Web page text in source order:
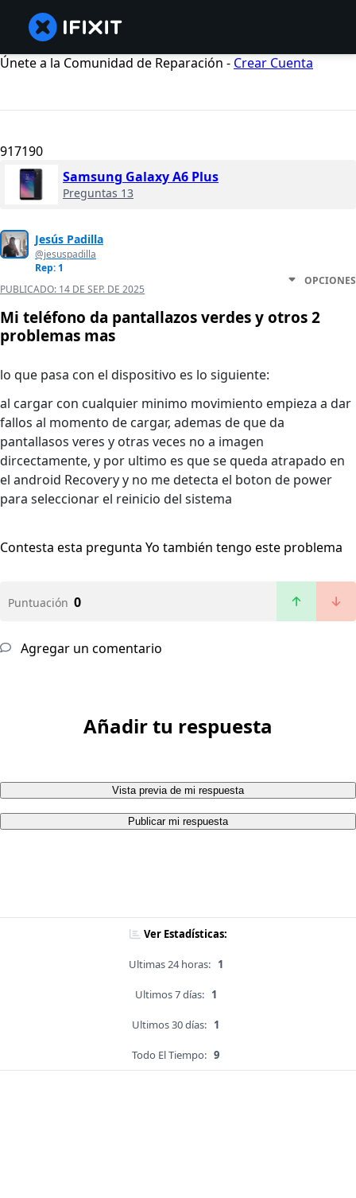
Únete a la Comunidad de Reparación - Crear Cuenta
917190
Samsung Galaxy A6 Plus
Preguntas 13
Jesús Padilla
@jesuspadilla
Rep: 1
PUBLICADO: 14 DE SEP. DE 2025
OPCIONES
Mi teléfono da pantallazos verdes y otros 2
problemas mas
lo que pasa con el dispositivo es lo siguiente:
al cargar con cualquier minimo movimiento empieza a dar
fallos al momento de cargar, ademas de que da
pantallasos veres y otras veces no a imagen
dircectamente, y por ultimo es que se queda atrapado en
el android Recovery y no me detecta el boton de power
para seleccionar el reinicio del sistema
Contesta esta pregunta Yo también tengo este problema
Puntuación 0
Agregar un comentario
Añadir tu respuesta
Vista previa de mi respuesta
Publicar mi respuesta
Ver Estadísticas:
Ultimas 24 horas: 1
Ultimos 7 días: 1
Ultimos 30 días: 1
Todo El Tiempo: 9